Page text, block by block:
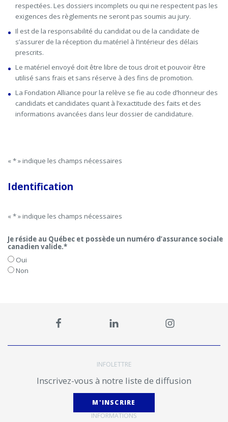
respectées. Les dossiers incomplets ou qui ne respectent pas les
exigences des règlements ne seront pas soumis au jury.
Il est de la responsabilité du candidat ou de la candidate de
s’assurer de la réception du matériel à l’intérieur des délais
prescrits.
Le matériel envoyé doit être libre de tous droit et pouvoir être
utilisé sans frais et sans réserve à des fins de promotion.
La Fondation Alliance pour la relève se fie au code d’honneur des
candidats et candidates quant à l’exactitude des faits et des
informations avancées dans leur dossier de candidature.
«*» indique les champs nécessaires
Identification
« * » indique les champs nécessaires
Je réside au Québec et possède un numéro d’assurance sociale
canadien valide.*
Oui
Non
INFOLETTRE
Inscrivez-vous à notre liste de diffusion
M'INSCRIRE
INFORMATIONS